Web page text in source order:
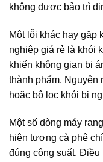
không được bảo trì
Một lỗi khác hay gặp
nghiệp giá rẻ là khói
khiến không gian bị
thành phẩm. Nguyên
hoặc bộ lọc khói bị
Một số dòng máy
hiện tượng cà phê
đúng công suất. Điều